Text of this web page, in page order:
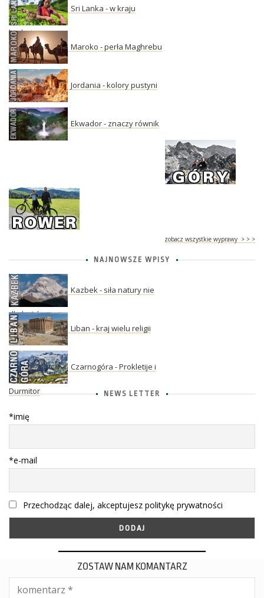
Sri Lanka - w kraju
herbaty
Maroko - perła Maghrebu
Jordania - kolory pustyni
Ekwador - znaczy równik
zobacz wszystkie wyprawy > > >
NAJNOWSZE WPISY
Kazbek - siła natury nie
dla każdego
Liban - kraj wielu religii
Czarnogóra - Prokletije i
Durmitor NEWS LETTER
*imię
*e-mail
Przechodząc dalej, akceptujesz politykę prywatności
ZOSTAW NAM KOMANTARZ